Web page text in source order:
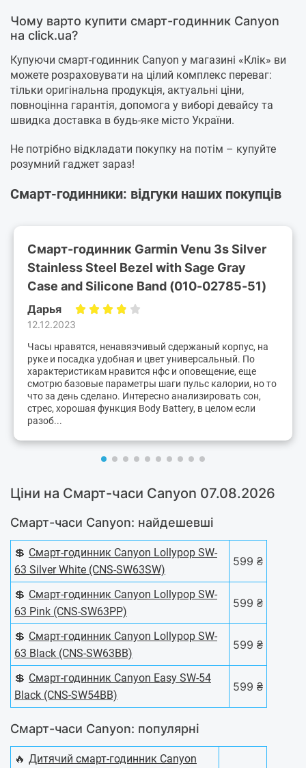
Чому варто купити смарт-годинник Canyon
на click.ua?
Купуючи смарт-годинник Canyon у магазині «Клік» ви
можете розраховувати на цілий комплекс переваг:
тільки оригінальна продукція, актуальні ціни,
повноцінна гарантія, допомога у виборі девайсу та
швидка доставка в будь-яке місто України.
Не потрібно відкладати покупку на потім – купуйте
розумний гаджет зараз!
Смарт-годинники: відгуки наших покупців
Смарт-годинник Garmin Venu 3s Silver
Stainless Steel Bezel with Sage Gray
Case and Silicone Band (010-02785-51)
Дарья
12.12.2023
Часы нравятся, ненавязчивый сдержаный корпус, на
руке и посадка удобная и цвет универсальный. По
характеристикам нравится нфс и оповещение, еще
смотрю базовые параметры шаги пульс калории, но то
что за день сделано. Интересно анализировать сон,
стрес, хорошая функция Body Battery, в целом если
разоб...
Ціни на Смарт-часи Canyon 07.08.2026
Смарт-часи Canyon: найдешевші
💲 Смарт-годинник Canyon Lollypop SW-
63 Silver White (CNS-SW63SW)
599 ₴
💲 Смарт-годинник Canyon Lollypop SW-
63 Pink (CNS-SW63PP)
599 ₴
💲 Смарт-годинник Canyon Lollypop SW-
63 Black (CNS-SW63BB)
599 ₴
💲 Смарт-годинник Canyon Easy SW-54
Black (CNS-SW54BB)
599 ₴
Смарт-часи Canyon: популярні
🔥 Дитячий смарт-годинник Canyon